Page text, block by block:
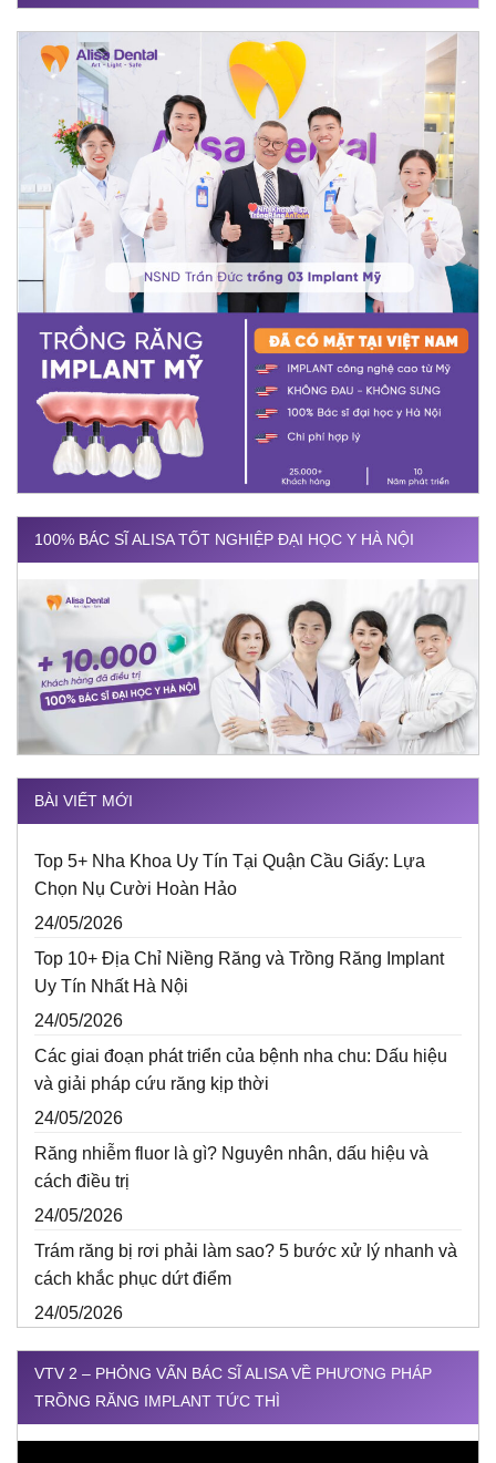
100% BÁC SĨ ALISA TỐT NGHIỆP ĐẠI HỌC Y HÀ NỘI
BÀI VIẾT MỚI
Top 5+ Nha Khoa Uy Tín Tại Quận Cầu Giấy: Lựa
Chọn Nụ Cười Hoàn Hảo
24/05/2026
Top 10+ Địa Chỉ Niềng Răng và Trồng Răng Implant
Uy Tín Nhất Hà Nội
24/05/2026
Các giai đoạn phát triển của bệnh nha chu: Dấu hiệu
và giải pháp cứu răng kịp thời
24/05/2026
Răng nhiễm fluor là gì? Nguyên nhân, dấu hiệu và
cách điều trị
24/05/2026
Trám răng bị rơi phải làm sao? 5 bước xử lý nhanh và
cách khắc phục dứt điểm
24/05/2026
VTV 2 – PHỎNG VẤN BÁC SĨ ALISA VỀ PHƯƠNG PHÁP
TRỒNG RĂNG IMPLANT TỨC THÌ